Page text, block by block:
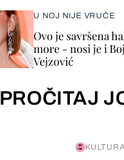
U NOJ NIJE VRUĆE
Ovo je savršena
more - nosi je i
Vejzović
PROČITAJ